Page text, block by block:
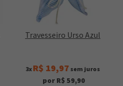
Travesseiro Urso Azul
3x R$ 19,97 sem juros
por R$ 59,90